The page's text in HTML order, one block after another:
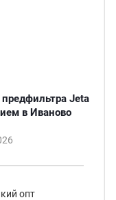
Jeta
в Иваново
опт